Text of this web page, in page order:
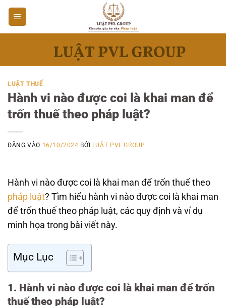
Bỏ
qua
nội
LUẬT THUẾ
Hành vi nào được coi là khai man để
trốn thuế theo pháp luật?
ĐĂNG VÀO 16/10/2024 BỞI LUẬT PVL GROUP
Hành vi nào được coi là khai man để trốn thuế theo
pháp luật? Tìm hiểu hành vi nào được coi là khai man
để trốn thuế theo pháp luật, các quy định và ví dụ
minh họa trong bài viết này.
Mục Lục
1. Hành vi nào được coi là khai man để trốn
thuế theo pháp luật?